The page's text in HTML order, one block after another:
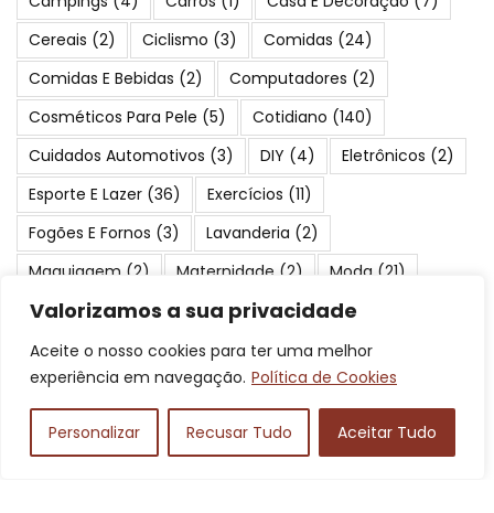
Valorizamos a sua privacidade
Aceite o nosso cookies para ter uma melhor
experiência em navegação. Política de Cookies
Personalizar Recusar Tudo Aceitar Tudo
Cereais (2) Ciclismo (3) Comidas (24)
Comidas E Bebidas (2) Computadores (2)
Cosméticos Para Pele (5) Cotidiano (140)
Cuidados Automotivos (3) DIY (4) Eletrônicos (2)
Esporte E Lazer (36) Exercícios (11)
Fogões E Fornos (3) Lavanderia (2)
Maquiagem (2) Maternidade (2) Moda (21)
Motos(7) Móveis (2) Passeios(2)
Periféricos(3) Pescaria(17) Pneus E Rodas
Praias(23) Produtos Para Cães(2)
Proteção E Segurança(2) Saúde E Beleza(4)
Serviços(19) Suplementos(3) Turismo(84)